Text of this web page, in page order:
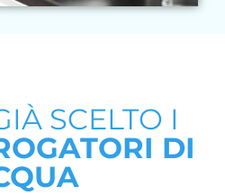
SCELTO I
DI